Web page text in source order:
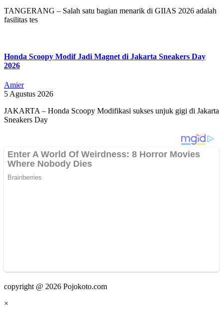
TANGERANG – Salah satu bagian menarik di GIIAS 2026 adalah
fasilitas tes
Honda Scoopy Modif Jadi Magnet di Jakarta Sneakers Day
2026
Amier
5 Agustus 2026
JAKARTA – Honda Scoopy Modifikasi sukses unjuk gigi di Jakarta
Sneakers Day
copyright @ 2026 Pojokoto.com
×